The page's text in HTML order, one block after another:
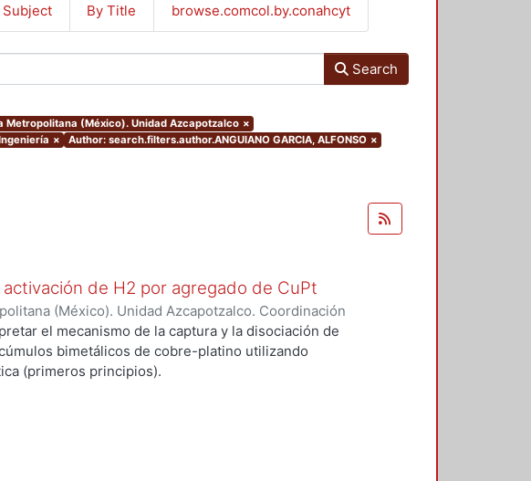
Subject By Title browse.comcol.by.conahcyt
Search
(México). Unidad Azcapotzalco ×
× Author: search.filters.author.ANGUIANO GARCIA, ALFONSO ×
de H2 por agregado de CuPt
(México). Unidad Azcapotzalco. Coordinación
03 )ANGUIANO GARCIA, ALFONSO
el mecanismo de la captura y la disociación de
bimetálicos de cobre-platino utilizando
(primeros principios).